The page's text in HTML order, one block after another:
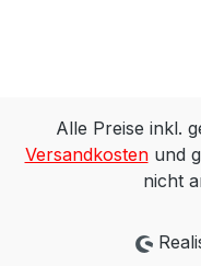
Alle Preise inkl.
Versandkostenund
nicht